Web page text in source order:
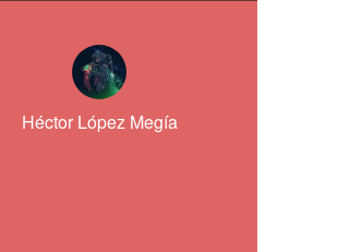
Héctor López Megía